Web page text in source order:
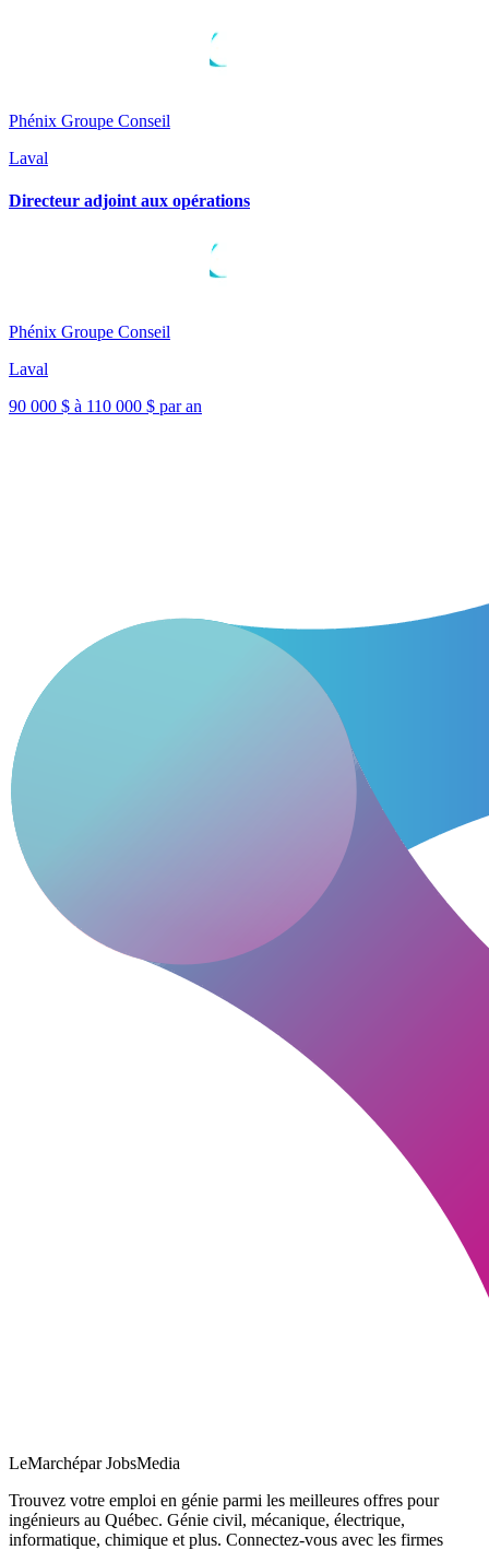
Phénix Groupe Conseil
Laval
Directeur adjoint aux opérations
Phénix Groupe Conseil
Laval
90 000 $ à 110 000 $ par an
LeMarchépar JobsMedia
Trouvez votre emploi en génie parmi les meilleures offres pour
ingénieurs au Québec. Génie civil, mécanique, électrique,
informatique, chimique et plus. Connectez-vous avec les firmes